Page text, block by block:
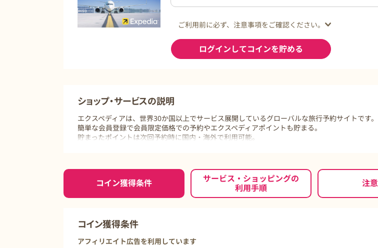
ご利用前に必ず、注意事項をご確認ください。
ログインしてコインを貯める
ショップ・サービスの説明
エクスペディアは、世界30か国以上でサービス展開しているグローバルな旅行予約サイトです。
簡単な会員登録で会員限定価格での予約やエクスペディアポイントも貯まる。
貯まったポイントは次回予約時に国内・海外で利用可能。
ご利用前に必ずお読みください
コイン獲得条件
サービス・ショッピングの
利用手順
注
コイン獲得条件
アフィリエイト広告を利用しています